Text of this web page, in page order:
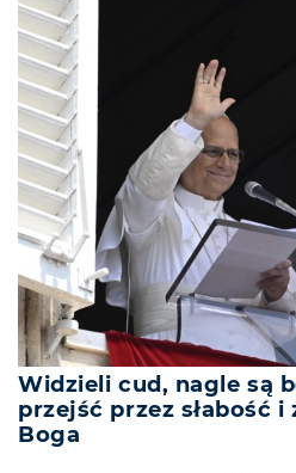
Widzieli cud, nagle są
przejść przez słabość
Boga